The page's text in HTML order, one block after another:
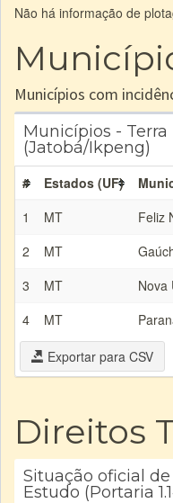
Não há informação de
Municípios com
Municípios -
(Jatobá/Ikpeng)
# Estados (UF)
1
MT Feliz
2
MT
3
MT Nova
4
MT
Exportar para CSV
Direitos
Situação oficial
Estudo (Portaria